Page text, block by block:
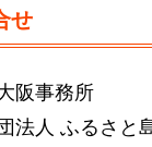
せ
阪事務所
法人 ふるさと